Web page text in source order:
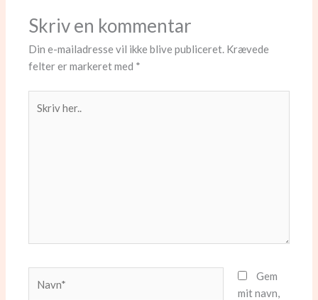
Skriv en kommentar
Din e-mailadresse vil ikke blive publiceret. Krævede
felter er markeret med *
her..
Gem
mit navn,